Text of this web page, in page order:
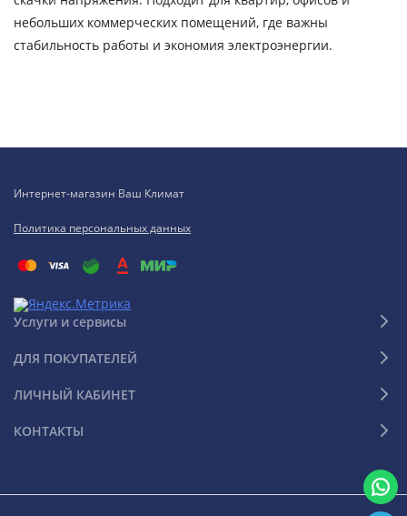
небольших коммерческих помещений, где важны
стабильность работы и экономия электроэнергии.
Интернет-магазин Ваш Климат
Политика персональных данных
Услуги и сервисы
ДЛЯ ПОКУПАТЕЛЕЙ
ЛИЧНЫЙ КАБИНЕТ
КОНТАКТЫ